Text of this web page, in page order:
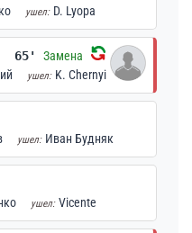
ушел: D. Lyopa
65' Замена
ушел: K. Chernyi
ушел: Иван Будняк
ушел: Vicente